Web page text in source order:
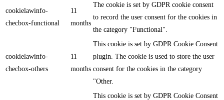
cookielawinfo-
checbox-functional
11
months
The cookie is set by GDPR cookie consent
to record the user consent for the cookies in
the category "Functional".
cookielawinfo-
checbox-others
11
months
This cookie is set by GDPR Cookie Consent
plugin. The cookie is used to store the user
consent for the cookies in the category
"Other.
This cookie is set by GDPR Cookie Consent